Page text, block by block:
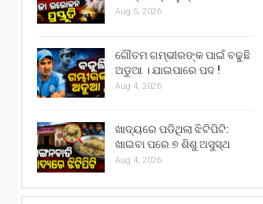
Aug 5, 2026
ଗୌତମ ଗମ୍ଭୀରଙ୍କ ପାଇଁ ବଢୁଛି
ଅଡୁଆ । ଯାଇପାରେ ପଦ !
Aug 4, 2026
ଖାଦ୍ୟରେ ପଡିଥିଲା ଝିଟିପିଟି:
ଖାଇବା ପରେ ୭ ଶିଶୁ ଅସୁସ୍ଥ
Aug 4, 2026